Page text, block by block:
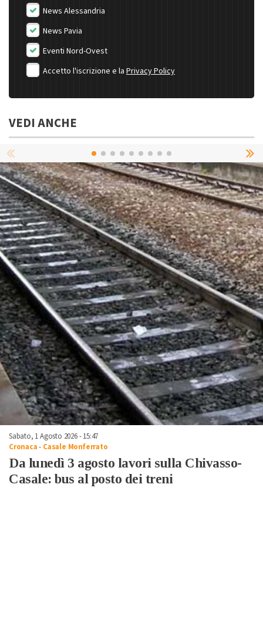
News Alessandria
News Pavia
Eventi Nord-Ovest
Accetto l'iscrizione e la Privacy Policy
VEDI ANCHE
Sabato, 1 Agosto 2026 - 15:47
Cronaca- Casale Monferrato
Da lunedì 3 agosto lavori sulla Chivasso-
Casale: bus al posto dei treni